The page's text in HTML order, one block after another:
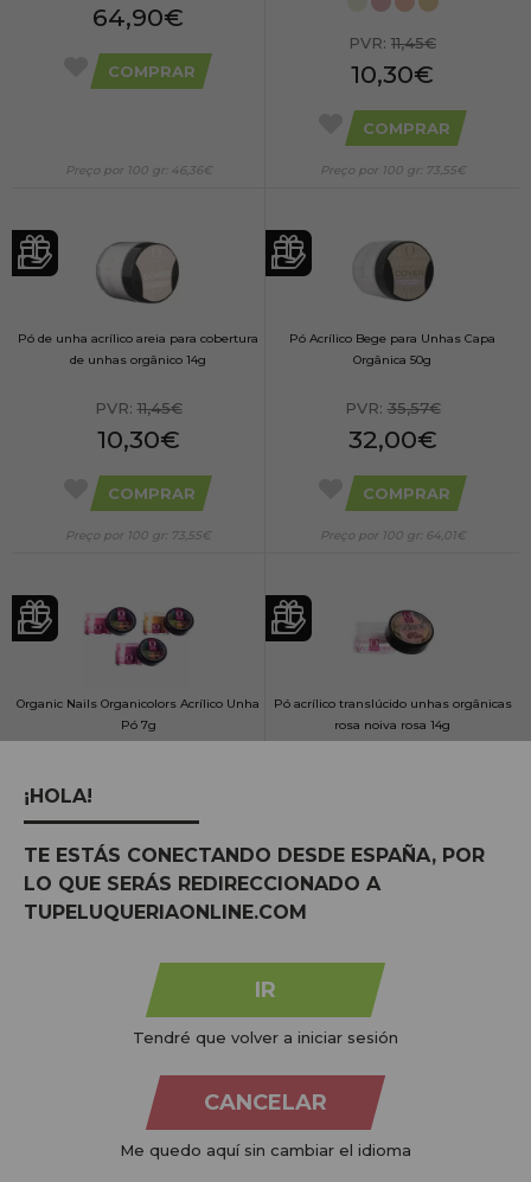
64,90€
COMPRAR
Preço por 100 gr: 46,36€
PVR: 11,45€
10,30€
COMPRAR
Preço por 100 gr: 73,55€
Pó de unha acrílico areia para cobertura
de unhas orgânico 14g
PVR:11,45€
10,30€
COMPRAR
Preço por 100 gr: 73,55€
Pó Acrílico Bege para Unhas Capa
Orgânica 50g
PVR:35,57€
32,00€
COMPRAR
Preço por 100 gr: 64,01€
Organic Nails Organicolors Acrílico Unha
Pó 7g
8,98€
Pó acrílico translúcido unhas orgânicas
rosa noiva rosa 14g
COMPRAR
Pó Acrílico Organic Nails Cobertura
Natural Pêssego. 50 gr
Organic Nails Acrílico Nail Powder
Cobertura Natural Rosa
¡HOLA!
TE ESTÁS CONECTANDO DESDE ESPAÑA, POR
LO QUE SERÁS REDIRECCIONADO A
TUPELUQUERIAONLINE.COM
IR
Tendré que volver a iniciar sesión
CANCELAR
Me quedo aquí sin cambiar el idioma